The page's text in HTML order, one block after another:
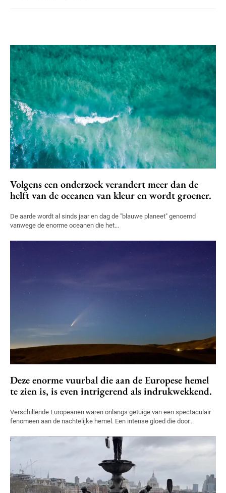
Volgens een onderzoek verandert meer dan de
helft van de oceanen van kleur en wordt groener.
De aarde wordt al sinds jaar en dag de "blauwe planeet" genoemd
vanwege de enorme oceanen die het...
Deze enorme vuurbal die aan de Europese hemel
te zien is, is even intrigerend als indrukwekkend.
Verschillende Europeanen waren onlangs getuige van een spectaculair
fenomeen aan de nachtelijke hemel. Een intense gloed die door...